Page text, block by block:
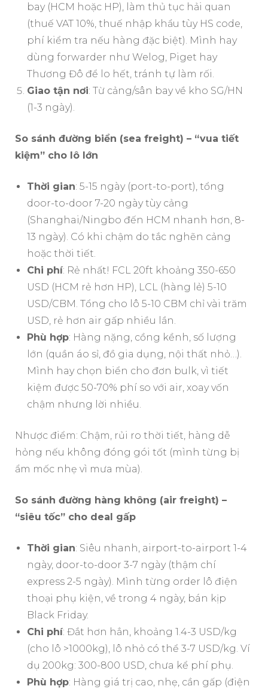
bay (HCM hoặc HP), làm thủ tục hải quan
(thuế VAT 10%, thuế nhập khẩu tùy HS code,
phí kiểm tra nếu hàng đặc biệt). Mình hay
dùng forwarder như Welog, Piget hay
Thương Đô để lo hết, tránh tự làm rối.
Giao tận nơi: Từ cảng/sân bay về kho SG/HN
(1-3 ngày).
So sánh đường biển (sea freight) – “vua tiết
kiệm” cho lô lớn
Thời gian: 5-15 ngày (port-to-port), tổng
door-to-door 7-20 ngày tùy cảng
(Shanghai/Ningbo đến HCM nhanh hơn, 8-
13 ngày). Có khi chậm do tắc nghẽn cảng
hoặc thời tiết.
Chi phí: Rẻ nhất! FCL 20ft khoảng 350-650
USD (HCM rẻ hơn HP), LCL (hàng lẻ) 5-10
USD/CBM. Tổng cho lô 5-10 CBM chỉ vài trăm
USD, rẻ hơn air gấp nhiều lần.
Phù hợp: Hàng nặng, cồng kềnh, số lượng
lớn (quần áo sỉ, đồ gia dụng, nội thất nhỏ…).
Mình hay chọn biển cho đơn bulk, vì tiết
kiệm được 50-70% phí so với air, xoay vốn
chậm nhưng lời nhiều.
Nhược điểm: Chậm, rủi ro thời tiết, hàng dễ
hỏng nếu không đóng gói tốt (mình từng bị
ẩm mốc nhẹ vì mưa mùa).
So sánh đường hàng không (air freight) –
“siêu tốc” cho deal gấp
Thời gian: Siêu nhanh, airport-to-airport 1-4
ngày, door-to-door 3-7 ngày (thậm chí
express 2-5 ngày). Mình từng order lô điện
thoại phụ kiện, về trong 4 ngày, bán kịp
Black Friday.
Chi phí: Đắt hơn hẳn, khoảng 1.4-3 USD/kg
(cho lô >1000kg), lô nhỏ có thể 3-7 USD/kg. Ví
dụ 200kg: 300-800 USD, chưa kể phí phụ.
Phù hợp: Hàng giá trị cao, nhẹ, cần gấp (điện